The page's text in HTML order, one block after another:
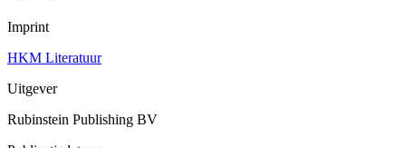
Imprint
HKM Literatuur
Uitgever
Rubinstein Publishing BV